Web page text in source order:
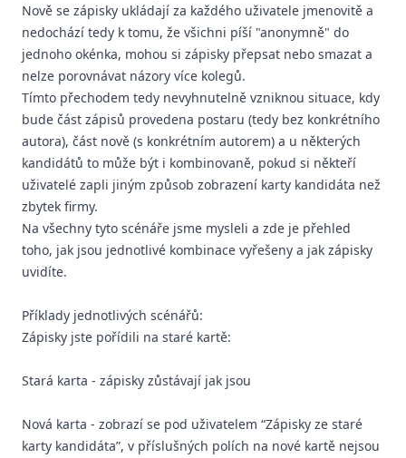
Nově se zápisky ukládají za každého uživatele jmenovitě a
nedochází tedy k tomu, že všichni píší "anonymně" do
jednoho okénka, mohou si zápisky přepsat nebo smazat a
nelze porovnávat názory více kolegů.
Tímto přechodem tedy nevyhnutelně vzniknou situace, kdy
bude část zápisů provedena postaru (tedy bez konkrétního
autora), část nově (s konkrétním autorem) a u některých
kandidátů to může být i kombinovaně, pokud si někteří
uživatelé zapli jiným způsob zobrazení karty kandidáta než
zbytek firmy.
Na všechny tyto scénáře jsme mysleli a zde je přehled
toho, jak jsou jednotlivé kombinace vyřešeny a jak zápisky
uvidíte.
Příklady jednotlivých scénářů:
Zápisky jste pořídili na staré kartě:
Stará karta - zápisky zůstávají jak jsou
Nová karta - zobrazí se pod uživatelem “Zápisky ze staré
karty kandidáta”, v příslušných polích na nové kartě nejsou